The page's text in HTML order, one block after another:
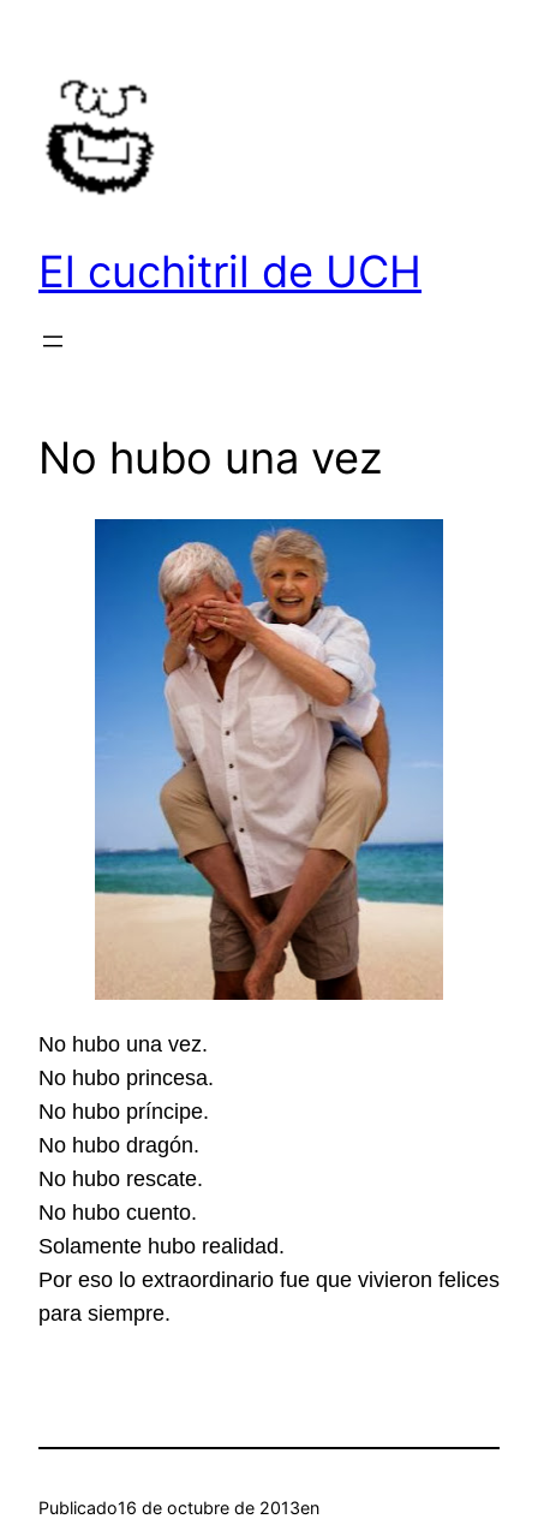
contenido
El cuchitril de UCH
No hubo una vez
No hubo una vez.
No hubo princesa.
No hubo príncipe.
No hubo dragón.
No hubo rescate.
No hubo cuento.
Solamente hubo realidad.
Por eso lo extraordinario fue que vivieron felices
para siempre.
Publicado16 de octubre de 2013en